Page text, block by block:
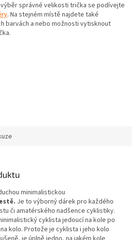
správné velikosti trička se podívejte
. Na stejném místě najdete také
barvách a nebo možnosti vytisknout
minimalistickou
Je to výborný dárek pro každého
či amatérského nadšence cyklistiky.
cyklista jedoucí na kole po
kolo. Protože je cyklista i jeho kolo